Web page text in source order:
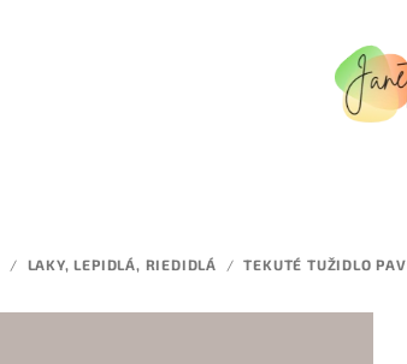
/ LAKY, LEPIDLÁ, RIEDIDLÁ / TEKUTÉ TUŽIDLO